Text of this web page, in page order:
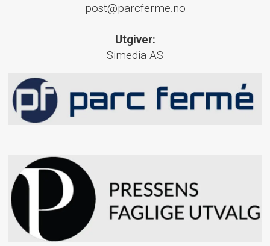
post@parcferme.no
Utgiver:
Simedia AS